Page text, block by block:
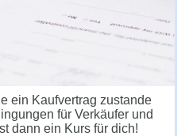
ein Kaufvertrag zustande
für Verkäufer und
dann ein Kurs für dich!